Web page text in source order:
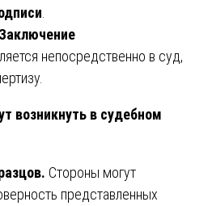
Заключение
непосредственно в суд,
возникнуть в судебном
Стороны могут
представленных